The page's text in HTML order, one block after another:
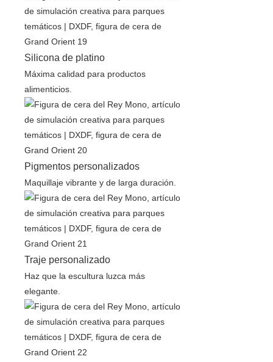
Silicona de platino
Máxima calidad para productos
alimenticios.
Pigmentos personalizados
Maquillaje vibrante y de larga duración.
Traje personalizado
Haz que la escultura luzca más
elegante.